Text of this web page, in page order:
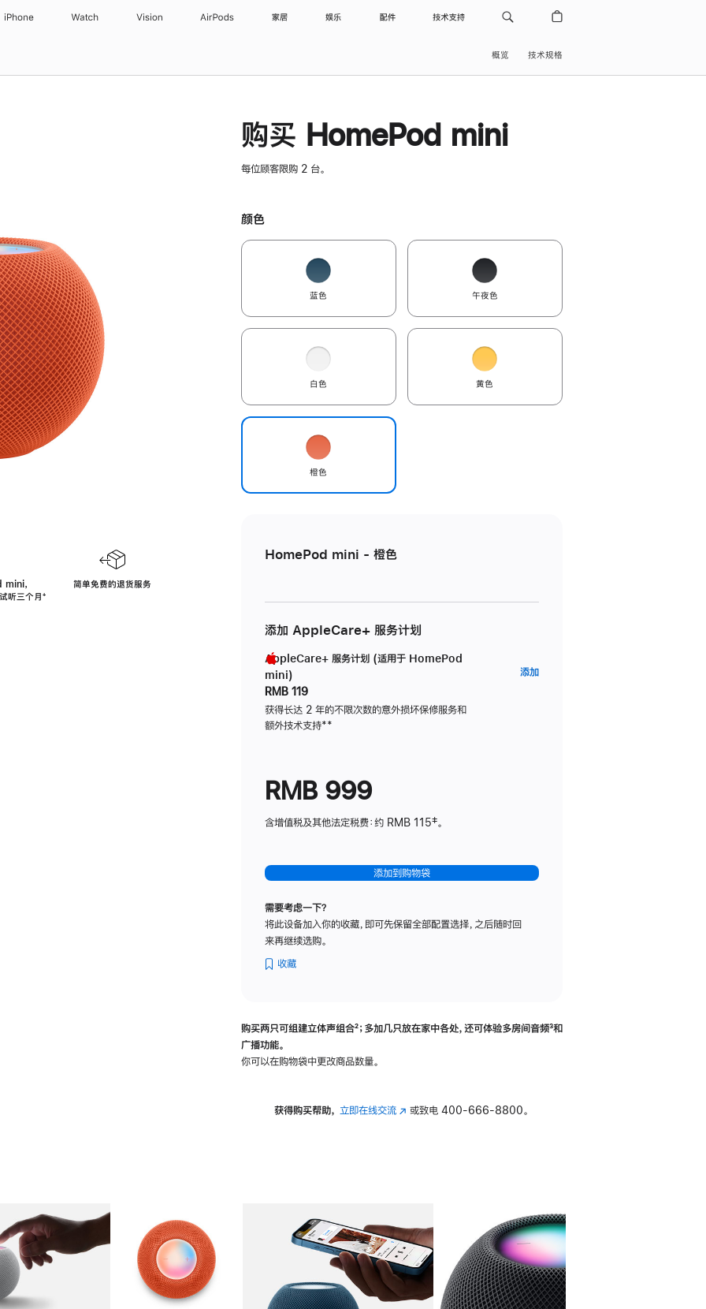
iPhone Watch Vision AirPods 家居 娱乐 配件 技术支持
概览 技术规格
，
听三个月脚
⁺
简单免费的退货服务
购买 HomePod mini
每位顾客限购 2 台。
颜色
蓝色 午夜色
白色 黄色
橙色
HomePod mini - 橙色
添加 AppleCare+ 服务计划
AppleCare+ 服务计划 (适用于 HomePod
mini)
RMB 119
获得长达 2 年的不限次数的意外损坏保修服务和
额外技术支持脚
**
添加AppleCare+
RMB 999
含增值税及其他法定税费：约 RMB 115‡。
添加到购物袋
需要考虑一下？
将此设备加入你的收藏，即可先保留全部配置选择，之后随时回
来再继续选购。
收藏
购买两只可组建立体声组合脚
²；多加几只放在家中各处，还可体验多‍房‍间音频脚
³和
广播功能。
你可以在购物袋中更改商品数量。
获得购买帮助， 立即在线交流(在 或致电 400-666-8800。
图库 图像 图库 图像 图库 图像 4 图库 图像 5